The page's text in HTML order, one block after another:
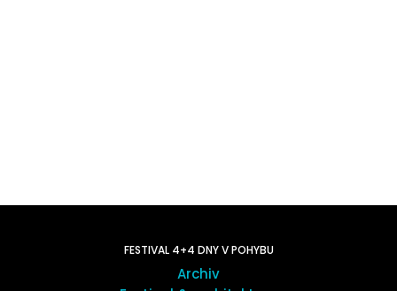
FESTIVAL 4+4 DNY V POHYBU
Archiv